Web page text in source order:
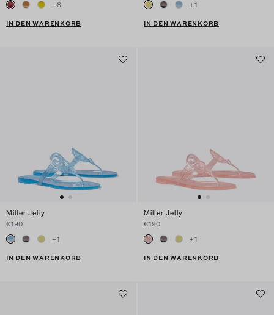
+8
IN DEN WARENKORB
+1
IN DEN WARENKORB
Miller Jelly
€190
+1
IN DEN WARENKORB
Miller Jelly
€190
+1
IN DEN WARENKORB